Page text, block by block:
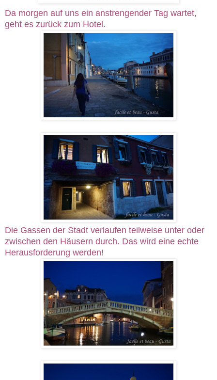
Da morgen auf uns ein anstrengender Tag wartet,
geht es zurück zum Hotel.
Die Gassen der Stadt verlaufen teilweise unter oder
zwischen den Häusern durch. Das wird eine echte
Herausforderung werden!